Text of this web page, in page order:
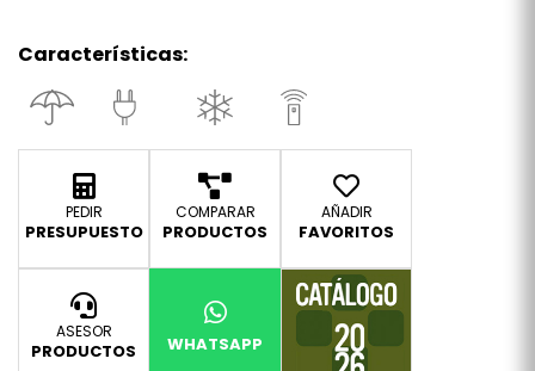
Características:
PEDIR
PRESUPUESTO
COMPARAR
PRODUCTOS
AÑADIR
FAVORITOS
ASESOR
PRODUCTOS WHATSAPP